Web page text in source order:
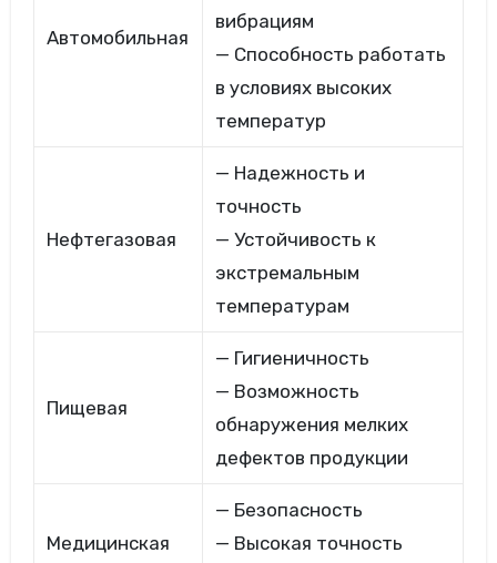
Автомобильная
вибрациям
— Способность работать
в условиях высоких
температур
Нефтегазовая
— Надежность и
точность
— Устойчивость к
экстремальным
температурам
Пищевая
— Гигиеничность
— Возможность
обнаружения мелких
дефектов продукции
Медицинская
— Безопасность
— Высокая точность